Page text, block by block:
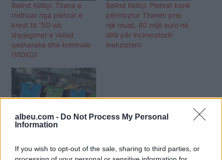
albeu.com - Do Not Process My Personal
Information
If you wish to opt-out of the sale, sharing to third parties, or
Belind Këlliçi: Tirana e
rrethuar nga plehrat e
kreut të “5D-së,
shpjegimet e Veliajt
qesharake dhe kriminale
(VIDEO)
Belind Këlliçi: Plehrat kanë
përmbytur Tiranën prej
një muaji, 80 mijë euro në
ditë për incineratorin
inekzistent
PLEHRAT, KAPICË/ Meta:
Kryeqyteti ku qytetarët
kudo në botë për